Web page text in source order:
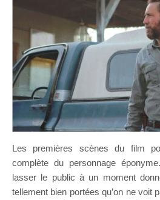
Les premières scènes du film
complète du personnage
lasser le public à un moment
tellement bien portées qu’on ne voit